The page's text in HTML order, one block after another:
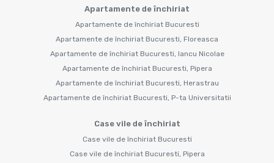
Apartamente de închiriat
Apartamente de închiriat Bucuresti
Apartamente de închiriat Bucuresti, Floreasca
Apartamente de închiriat Bucuresti, Iancu Nicolae
Apartamente de închiriat Bucuresti, Pipera
Apartamente de închiriat Bucuresti, Herastrau
Apartamente de închiriat Bucuresti, P-ta Universitatii
Case vile de închiriat
Case vile de închiriat Bucuresti
Case vile de închiriat Bucuresti, Pipera